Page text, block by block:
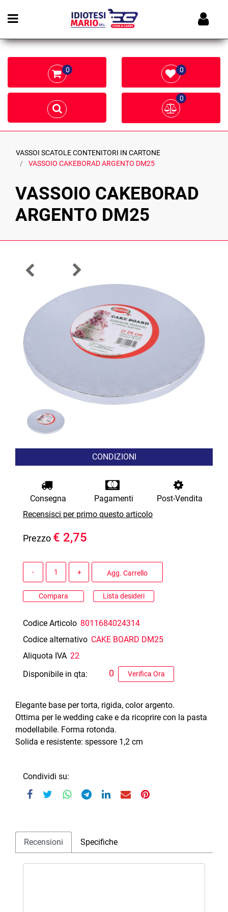
Open menu
0 0
0
VASSOI SCATOLE CONTENITORI IN CARTONE
VASSOIO CAKEBORAD ARGENTO DM25
VASSOIO CAKEBORAD
ARGENTO DM25
CONDIZIONI
Consegna Pagamenti
Post-Vendita
Recensisci per primo questo articolo
Prezzo € 2,75
Agg. Carrello
Compara Lista desideri
Codice Articolo 8011684024314
Codice alternativo CAKE BOARD DM25
Aliquota IVA 22
Disponibile in qta:
Verifica Ora
0
Elegante base per torta, rigida, color argento.
Ottima per le wedding cake e da ricoprire con la pasta
modellabile. Forma rotonda.
Solida e resistente: spessore 1,2 cm
Condividi su:
Recensioni Specifiche